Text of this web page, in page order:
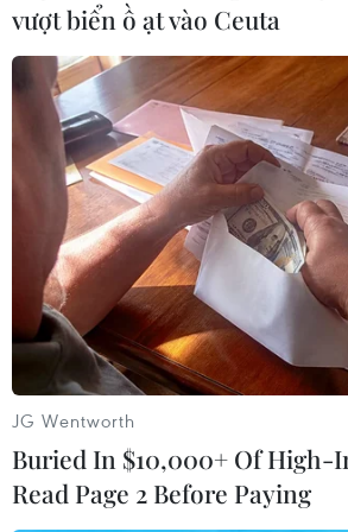
Ngay sau buổi thử nghiệm,
Phó Thủ tướng HoàngTrung
quan đã đánh giá những
hạnchế cần khắc phục.
nghiệm, Phó Thủ tướng
giá cao và biểu dương Bộ
triển Nông thôn;Ban chỉ đạo
bão Trung ương; Tập đoàn
độiđã tập trung cao độ
thành việc chế tạo và lắp
báo sóng thàn, chịu được
đặcbiệt (độ ẩm cao, nhiệt
thường, nhiệt độ thấp hơn
thành lắp đặt hệ thống máy
điều khiển vàđưòng truyền tại
vượt biển ồ ạt vào Ceuta
JG Wentworth
Buried In $10,000+ Of High-
Read Page 2 Before Paying